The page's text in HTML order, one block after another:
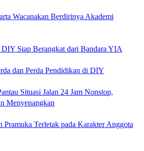
Wacanakan Berdirinya Akademi
DIY Siap Berangkat dari Bandara YIA
dan Perda Pendidikan di DIY
Situasi Jalan 24 Jam Nonstop,
Menyenangkan
Terletak pada Karakter Anggota